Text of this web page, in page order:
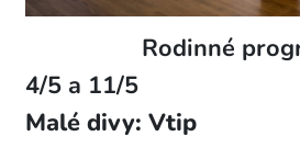
Rodinné
4/5 a 11/5
Malé divy: Vtip